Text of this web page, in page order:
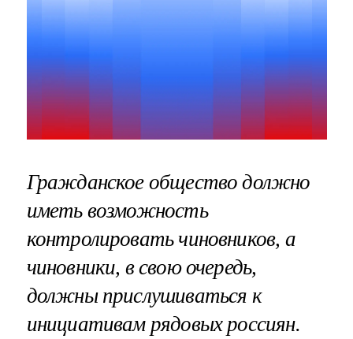
Гражданское общество должно
иметь возможность
контролировать чиновников, а
чиновники, в свою очередь,
должны прислушиваться к
инициативам рядовых россиян.